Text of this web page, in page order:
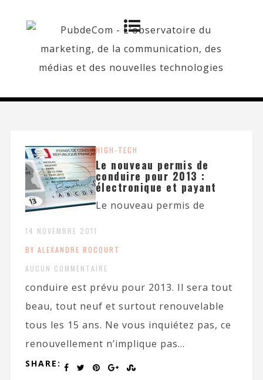
HIGH-TECH
Le nouveau permis de
conduire pour 2013 :
électronique et payant
14 NOVEMBRE 2011
BY ALEXANDRE ROCOURT
AUCUN COMMENTAIRE
Le nouveau permis de
conduire est prévu pour 2013. Il sera tout
beau, tout neuf et surtout renouvelable
tous les 15 ans. Ne vous inquiétez pas, ce
renouvellement n’implique pas...
SHARE: